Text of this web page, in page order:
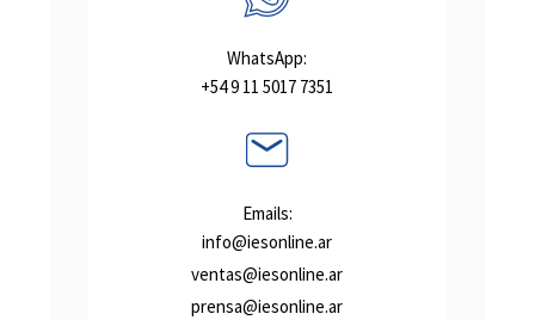
WhatsApp:
+54 9 11 5017 7351
Emails:
info@iesonline.ar
ventas@iesonline.ar
prensa@iesonline.ar